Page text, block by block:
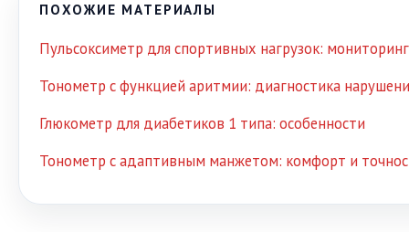
ПОХОЖИЕ МАТЕРИАЛЫ
Пульсоксиметр для спортивных нагрузок:
Тонометр с функцией аритмии: диагностика
Глюкометр для диабетиков 1 типа: особенности
Тонометр с адаптивным манжетом: комфорт и